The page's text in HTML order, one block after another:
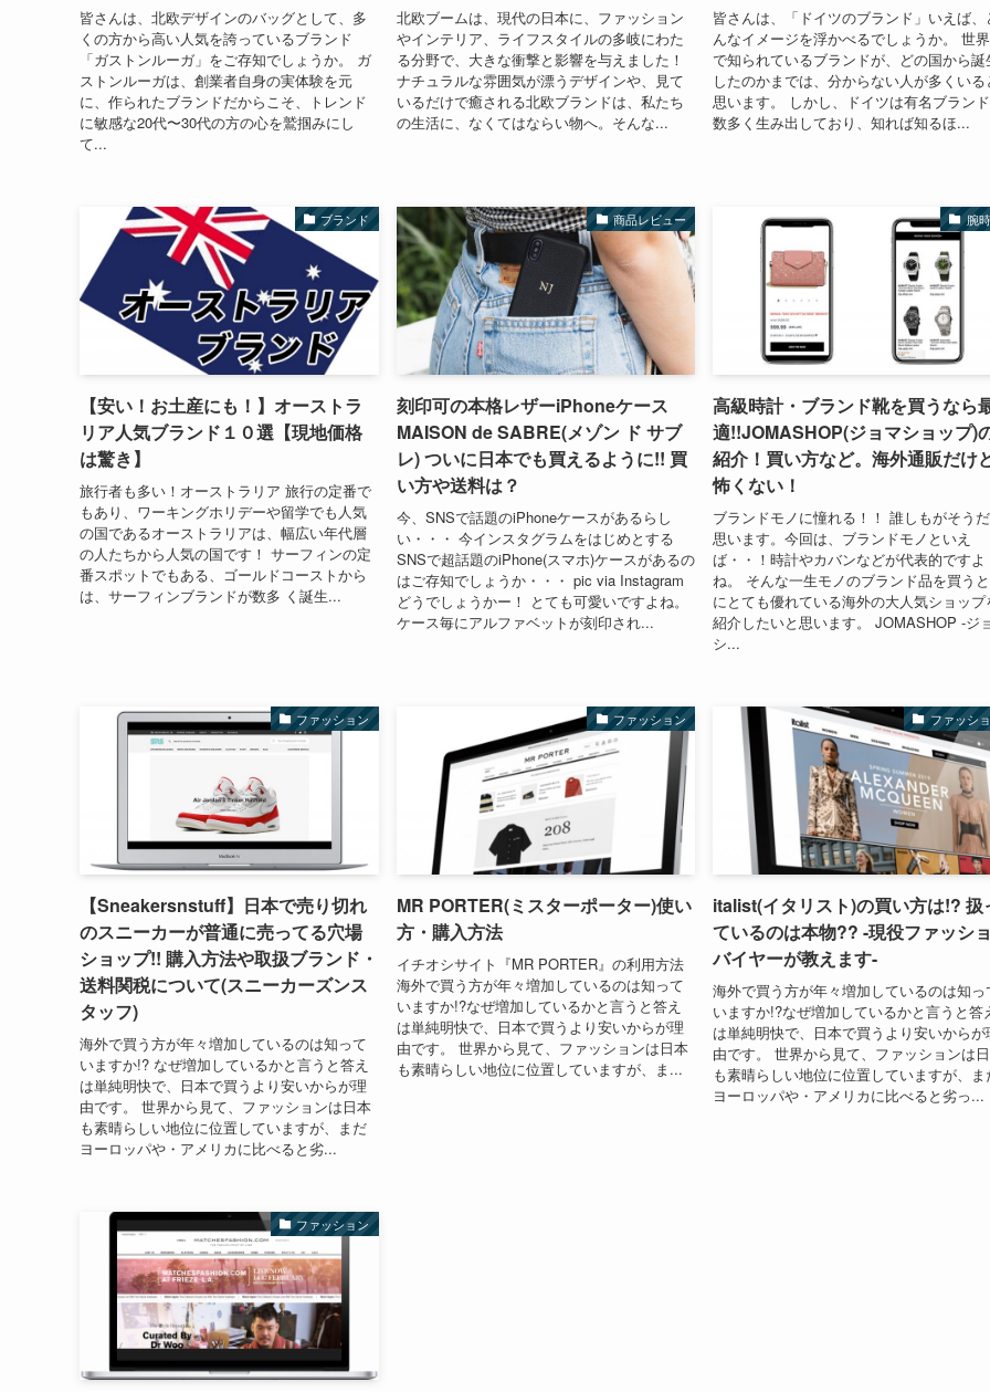
皆さんは、北欧デザインのバッグとして、多
くの方から高い人気を誇っているブランド
「ガストンルーガ」をご存知でしょうか。 ガ
ストンルーガは、創業者自身の実体験を元
に、作られたブランドだからこそ、トレンド
に敏感な20代〜30代の方の心を鷲掴みにし
て...
北欧ブームは、現代の日本に、ファッション
やインテリア、ライフスタイルの多岐にわた
る分野で、大きな衝撃と影響を与えました！
ナチュラルな雰囲気が漂うデザインや、見て
いるだけで癒される北欧ブランドは、私たち
の生活に、なくてはならい物へ。そんな...
皆さんは、「ドイツのブランド」いえば、
んなイメージを浮かべるでしょうか。 世
で知られているブランドが、どの国から誕
したのかまでは、分からない人が多くいる
思います。 しかし、ドイツは有名ブラン
数多く生み出しており、知れば知るほ...
ブランド
【安い！お土産にも！】オーストラ
リア人気ブランド１０選【現地価格
は驚き】
旅行者も多い！オーストラリア 旅行の定番で
もあり、ワーキングホリデーや留学でも人気
の国であるオーストラリアは、幅広い年代層
の人たちから人気の国です！ サーフィンの定
番スポットでもある、ゴールドコーストから
は、サーフィンブランドが数多 く誕生...
商品レビュー
刻印可の本格レザーiPhoneケース
MAISON de SABRE(メゾン ド サブ
レ) ついに日本でも買えるように!! 買
い方や送料は？
今、SNSで話題のiPhoneケースがあるらし
い・・・ 今インスタグラムをはじめとする
SNSで超話題のiPhone(スマホ)ケースがあるの
はご存知でしょうか・・・ pic via Instagram
どうでしょうかー！ とても可愛いですよね。
ケース毎にアルファベットが刻印され...
腕
高級時計・ブランド靴を買うなら
適!!JOMASHOP(ジョマショップ)
紹介！買い方など。海外通販だけ
怖くない！
ブランドモノに憧れる！！ 誰しもがそう
思います。今回は、ブランドモノといえ
ば・・！時計やカバンなどが代表的ですよ
ね。 そんな一生モノのブランド品を買う
にとても優れている海外の大人気ショップ
紹介したいと思います。 JOMASHOP -ジ
シ...
ファッション
【Sneakersnstuff】日本で売り切れ
のスニーカーが普通に売ってる穴場
ショップ!! 購入方法や取扱ブランド・
送料関税について(スニーカーズンス
タッフ)
海外で買う方が年々増加しているのは知って
いますか!? なぜ増加しているかと言うと答え
は単純明快で、日本で買うより安いからが理
由です。 世界から見て、ファッションは日本
も素晴らしい地位に位置していますが、まだ
ヨーロッパや・アメリカに比べると劣...
ファッション
MR PORTER(ミスターポーター)使い
方・購入方法
イチオシサイト『MR PORTER』の利用方法
海外で買う方が年々増加しているのは知って
いますか!?なぜ増加しているかと言うと答え
は単純明快で、日本で買うより安いからが理
由です。 世界から見て、ファッションは日本
も素晴らしい地位に位置していますが、ま...
ファッシ
italist(イタリスト)の買い方は!? 扱
ているのは本物?? -現役ファッシ
バイヤーが教えます-
海外で買う方が年々増加しているのは知っ
いますか!?なぜ増加しているかと言うと答
は単純明快で、日本で買うより安いからが
由です。 世界から見て、ファッションは
も素晴らしい地位に位置していますが、ま
ヨーロッパや・アメリカに比べると劣っ...
ファッション